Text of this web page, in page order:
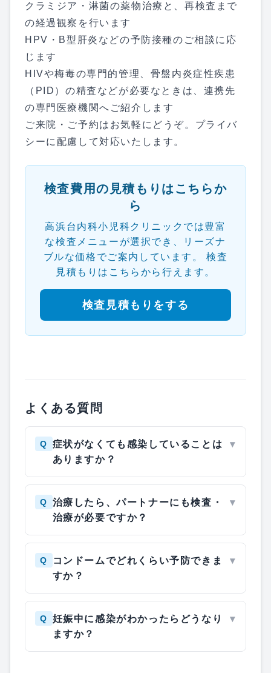
クラミジア・淋菌の薬物治療と、再検査まで
の経過観察を行います
HPV・B型肝炎などの予防接種のご相談に応
じます
HIVや梅毒の専門的管理、骨盤内炎症性疾患
（PID）の精査などが必要なときは、連携先
の専門医療機関へご紹介します
ご来院・ご予約はお気軽にどうぞ。プライバ
シーに配慮して対応いたします。
検査費用の見積もりはこちらか
ら
高浜台内科小児科クリニックでは豊富
な検査メニューが選択でき、リーズナ
ブルな価格でご案内しています。 検査
見積もりはこちらから行えます。
検査見積もりをする
よくある質問
Q
症状がなくても感染していることは
ありますか？
▾
Q
治療したら、パートナーにも検査・
治療が必要ですか？
▾
Q
コンドームでどれくらい予防できま
すか？
▾
Q
妊娠中に感染がわかったらどうなり
ますか？
▾